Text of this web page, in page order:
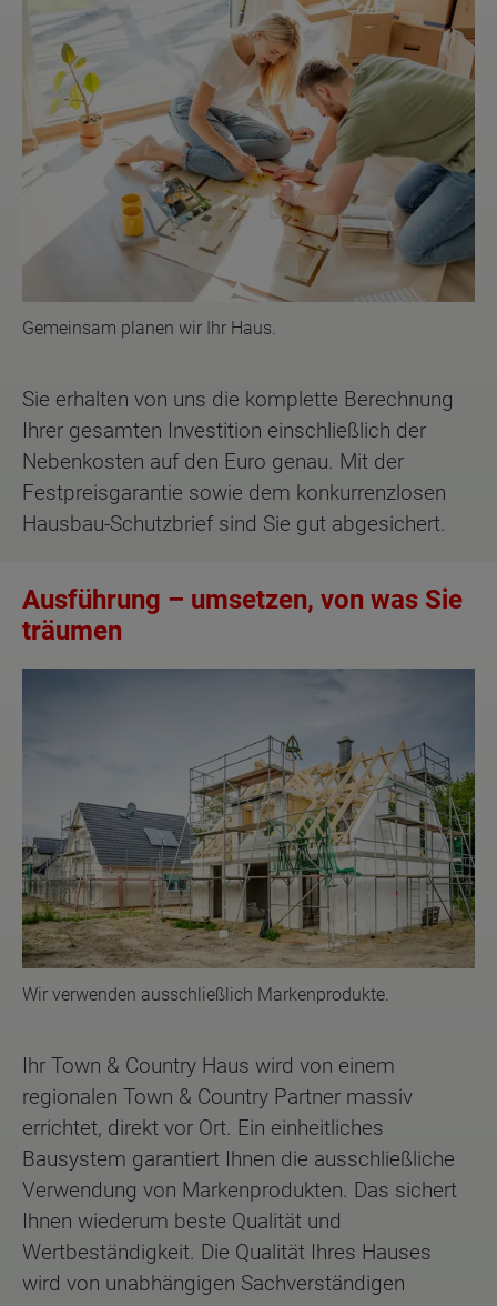
Gemeinsam planen wir Ihr Haus.
Sie erhalten von uns die komplette Berechnung
Ihrer gesamten Investition einschließlich der
Nebenkosten auf den Euro genau. Mit der
Festpreisgarantie sowie dem konkurrenzlosen
Hausbau-Schutzbrief sind Sie gut abgesichert.
Ausführung – umsetzen, von was Sie
träumen
Wir verwenden ausschließlich Markenprodukte.
Ihr Town & Country Haus wird von einem
regionalen Town & Country Partner massiv
errichtet, direkt vor Ort. Ein einheitliches
Bausystem garantiert Ihnen die ausschließliche
Verwendung von Markenprodukten. Das sichert
Ihnen wiederum beste Qualität und
Wertbeständigkeit. Die Qualität Ihres Hauses
wird von unabhängigen Sachverständigen